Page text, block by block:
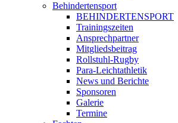
Behindertensport
BEHINDERTENSPORT
Trainingszeiten
Ansprechpartner
Mitgliedsbeitrag
Rollstuhl-Rugby
Para-Leichtathletik
News und Berichte
Sponsoren
Galerie
Termine